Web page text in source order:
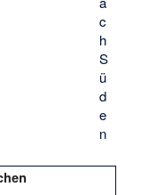
c
h
S
ü
d
e
n